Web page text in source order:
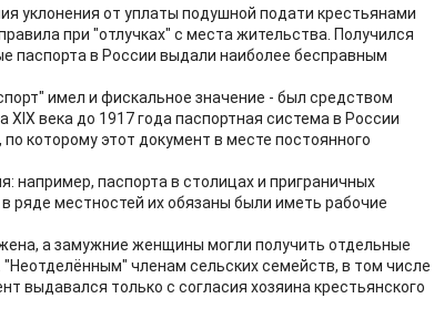
уклонения от уплаты подушной подати крестьянами
при "отлучках" с места жительства. Получился
паспорта в России выдали наиболее бесправным
имел и фискальное значение - был средством
века до 1917 года паспортная система в России
которому этот документ в месте постоянного
например, паспорта в столицах и приграничных
ряде местностей их обязаны были иметь рабочие
а замужние женщины могли получить отдельные
членам сельских семейств, в том числе
выдавался только с согласия хозяина крестьянского